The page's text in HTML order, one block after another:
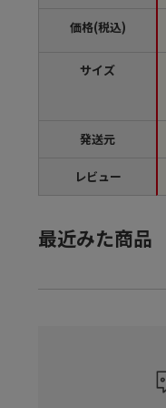
価格(税込)
サイズ
発送元
レビュー
最近みた商品